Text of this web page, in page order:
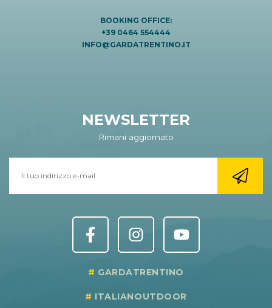
BOOKING OFFICE:
+39 0464 554444
INFO@GARDATRENTINO.IT
NEWSLETTER
Rimani aggiornato
GARDATRENTINO
ITALIANOUTDOOR